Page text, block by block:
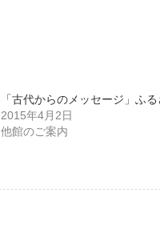
「古代からのメッセージ」ふ
2015年4月2日
他館のご案内